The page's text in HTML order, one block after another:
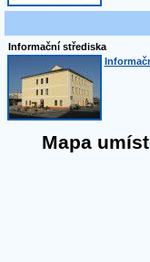
Informační střediska
Mapa